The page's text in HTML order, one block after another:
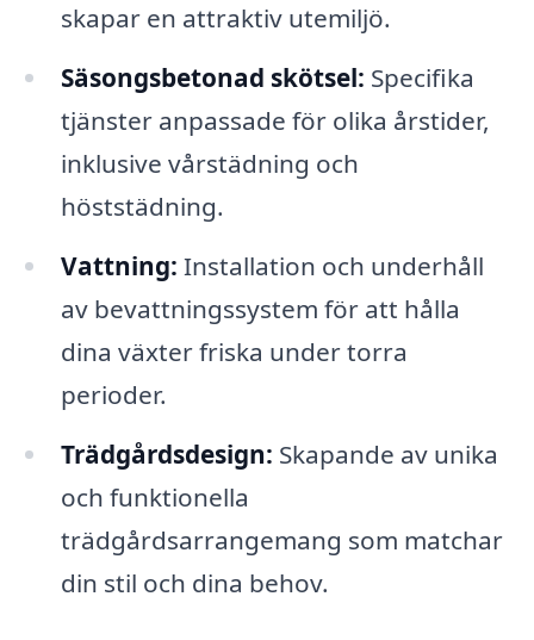
skapar en attraktiv utemiljö.
Säsongsbetonad skötsel: Specifika
tjänster anpassade för olika årstider,
inklusive vårstädning och
höststädning.
Vattning: Installation och underhåll
av bevattningssystem för att hålla
dina växter friska under torra
perioder.
Trädgårdsdesign: Skapande av unika
och funktionella
trädgårdsarrangemang som matchar
din stil och dina behov.